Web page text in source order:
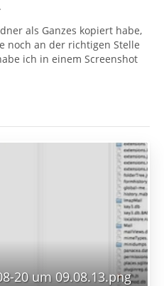
als Ganzes kopiert habe,
noch an der richtigen Stelle
ich in einem Screenshot
20 um 09.08.13.png